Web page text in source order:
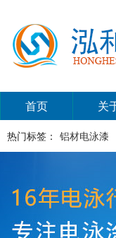
首页 关
热门标签： 铝材电泳漆